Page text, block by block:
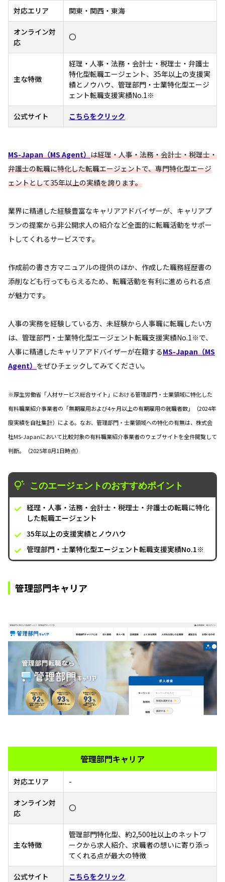
対応エリア 関東・関西・東海
オンライン対
応
〇
主な特徴
経理・人事・法務・会計士・税理士・弁護士
特化型転職エージェント、35年以上の支援実
績とノウハウ、管理部門・士業特化型エージ
ェント転職支援実績No.1※
公式サイト こちらをクリック
MS-Japan（MS Agent）は経理・人事・法務・会計士・税理士・
弁護士の転職に特化した転職エージェントで、専門特化型エージ
ェントとして35年以上の実績を誇ります。
業界に精通した経験豊富なキャリアアドバイザーが、キャリアプ
ランの提案から非公開求人の紹介など全面的に転職活動をサポー
トしてくれるサービスです。
作成前の書き方マニュアルの提供のほか、作成した職務経歴書の
添削なども行ってもらえるため、転職活動を有利に進められる点
が魅力です。
人事の実務を経験している方、未経験から人事職に転職したい方
は、管理部門・士業特化型エージェント転職支援実績No.1※で、
人事に精通したキャリアアドバイザーが在籍するMS-Japan（MS
Agent）をぜひチェックしてみてください。
※厚生労働省「人材サービス総合サイト」における管理部門・士業領域に特化した
有料職業紹介事業者の「無期雇用および4ヶ月以上の有期雇用の就職者数」（2024年
度実績を自社集計）による。なお、管理部門・士業領域への特化の有無は、株式会
社MS-Japanにおいて比較対象の有料職業紹介事業者のウェブサイトを全件閲覧して
判断。（2025年8月1日時点）
このエージェントのおすすめポイント
経理・人事・法務・会計士・税理士・弁護士の転職に特化
した転職エージェント
35年以上の支援実績とノウハウ
管理部門・士業特化型エージェント転職支援実績No.1※
管理部門キャリア
管理部門キャリア
対応エリア -
オンライン対
応
〇
主な特徴
管理部門特化型、約2,500社以上のネットワ
ークから求人紹介、求職者の想いに寄り添っ
てくれる点が最大の特徴
公式サイト こちらをクリック